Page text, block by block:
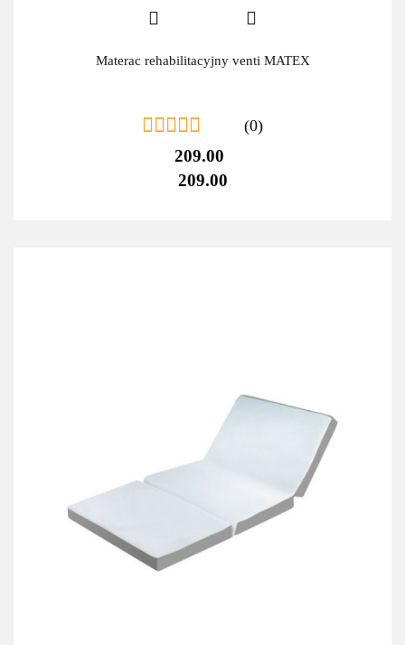
Materac rehabilitacyjny venti MATEX
(0)
209.00
209.00